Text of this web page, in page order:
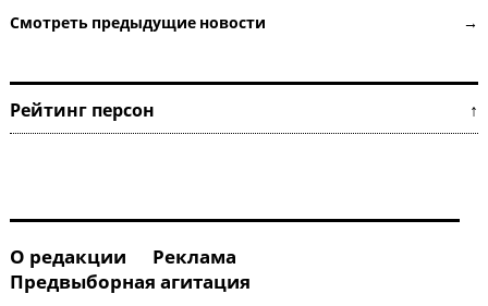
Смотреть предыдущие новости →
Рейтинг персон ↑
О редакции
Реклама
Предвыборная агитация